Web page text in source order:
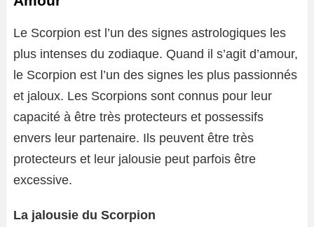
Le Scorpion est l’un des signes astrologiques les
plus intenses du zodiaque. Quand il s’agit d’amour,
le Scorpion est l’un des signes les plus passionnés
et jaloux. Les Scorpions sont connus pour leur
capacité à être très protecteurs et possessifs
envers leur partenaire. Ils peuvent être très
protecteurs et leur jalousie peut parfois être
excessive.
La jalousie du Scorpion